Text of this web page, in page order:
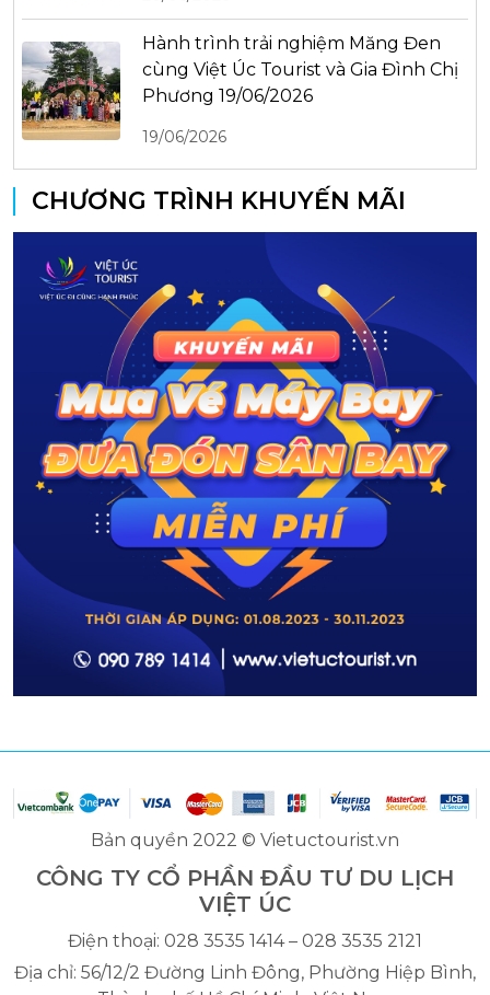
Hành trình trải nghiệm Măng Đen
cùng Việt Úc Tourist và Gia Đình Chị
Phương 19/06/2026
19/06/2026
CHƯƠNG TRÌNH KHUYẾN MÃI
Bản quyền 2022 © Vietuctourist.vn
CÔNG TY CỔ PHẦN ĐẦU TƯ DU LỊCH
VIỆT ÚC
Điện thoại: 028 3535 1414 – 028 3535 2121
Địa chỉ: 56/12/2 Đường Linh Đông, Phường Hiệp Bình,